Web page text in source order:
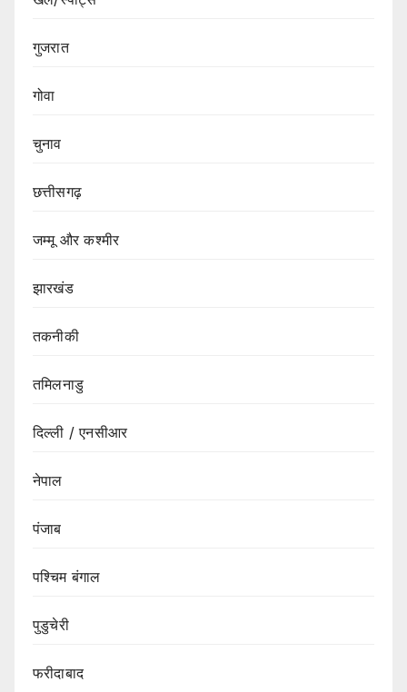
गुजरात
गोवा
चुनाव
छत्तीसगढ़
जम्मू और कश्मीर
झारखंड
तकनीकी
तमिलनाडु
दिल्ली / एनसीआर
नेपाल
पंजाब
पश्चिम बंगाल
पुडुचेरी
फरीदाबाद